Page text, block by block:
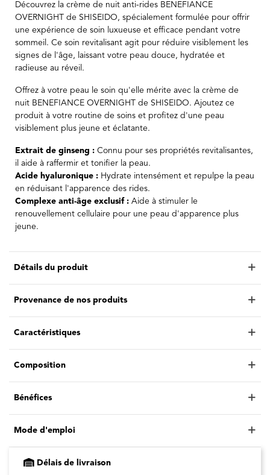
Découvrez la crème de nuit anti-rides BENEFIANCE
OVERNIGHT de SHISEIDO, spécialement formulée pour offrir
une expérience de soin luxueuse et efficace pendant votre
sommeil. Ce soin revitalisant agit pour réduire visiblement les
signes de l'âge, laissant votre peau douce, hydratée et
radieuse au réveil.
Offrez à votre peau le soin qu'elle mérite avec la crème de
nuit BENEFIANCE OVERNIGHT de SHISEIDO. Ajoutez ce
produit à votre routine de soins et profitez d'une peau
visiblement plus jeune et éclatante.
Extrait de ginseng : Connu pour ses propriétés revitalisantes,
il aide à raffermir et tonifier la peau.
Acide hyaluronique : Hydrate intensément et repulpe la peau
en réduisant l'apparence des rides.
Complexe anti-âge exclusif : Aide à stimuler le
renouvellement cellulaire pour une peau d'apparence plus
jeune.
Détails du produit
Provenance de nos produits
Caractéristiques
Composition
Bénéfices
Mode d'emploi
Délais de livraison